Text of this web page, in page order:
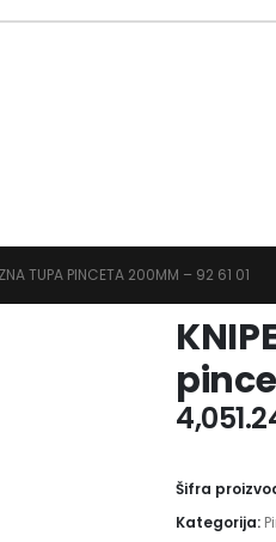
TUPA PINCETA 200MM – 92 61 01
Šifra
Kategorija: